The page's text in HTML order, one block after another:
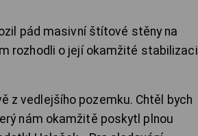
pád masivní štítové stěny na
rozhodli o její okamžité stabilizaci
z vedlejšího pozemku. Chtěl bych
nám okamžitě poskytl plnou